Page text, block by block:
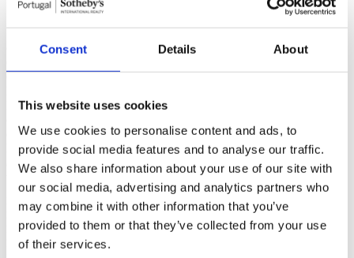
Consent Details About
This website uses cookies
We use cookies to personalise content and ads, to
provide social media features and to analyse our traffic.
We also share information about your use of our site with
our social media, advertising and analytics partners who
may combine it with other information that you’ve
provided to them or that they’ve collected from your use
of their services.
Área Terreno
Nº Frentes: 2; Nº Pisos: 6;
Climatização Cilindro Eléctrico, Ar Condicionado (Completo);
Edifício Tipo empreendimento (Habitação), Revestimento Exterior
(Falso Pladur);
Exposição Solar Norte, Sul;
Garagem Área (m ): 12.5; Local (Cave);
Zona Acessos (Aeroporto, Auto-Estrada, Bons, Metro, Porto de
Mar, Transportes Púb.), Centralidade (Centro da Cidade),
Proximidade (Bancos, Bombeiros, Centros Comerciais, Clínica,
Escolas, Farmácia, Ginásio, Hospital, Jardins, Jardins Infância,
Padaria, Praias, Serviços Públicos, Supermercado);